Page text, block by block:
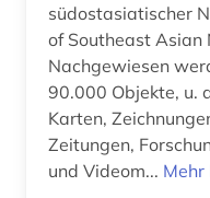
südostasiatischer
of Southeast Asian
Nachgewiesen
90.000 Objekte, u.
Karten,
Zeitungen,
und Videom... Mehr